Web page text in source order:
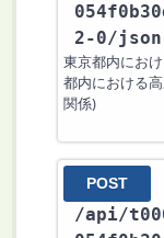
2-0/json
東京都内にお
都内における
関係)
POST
/api/